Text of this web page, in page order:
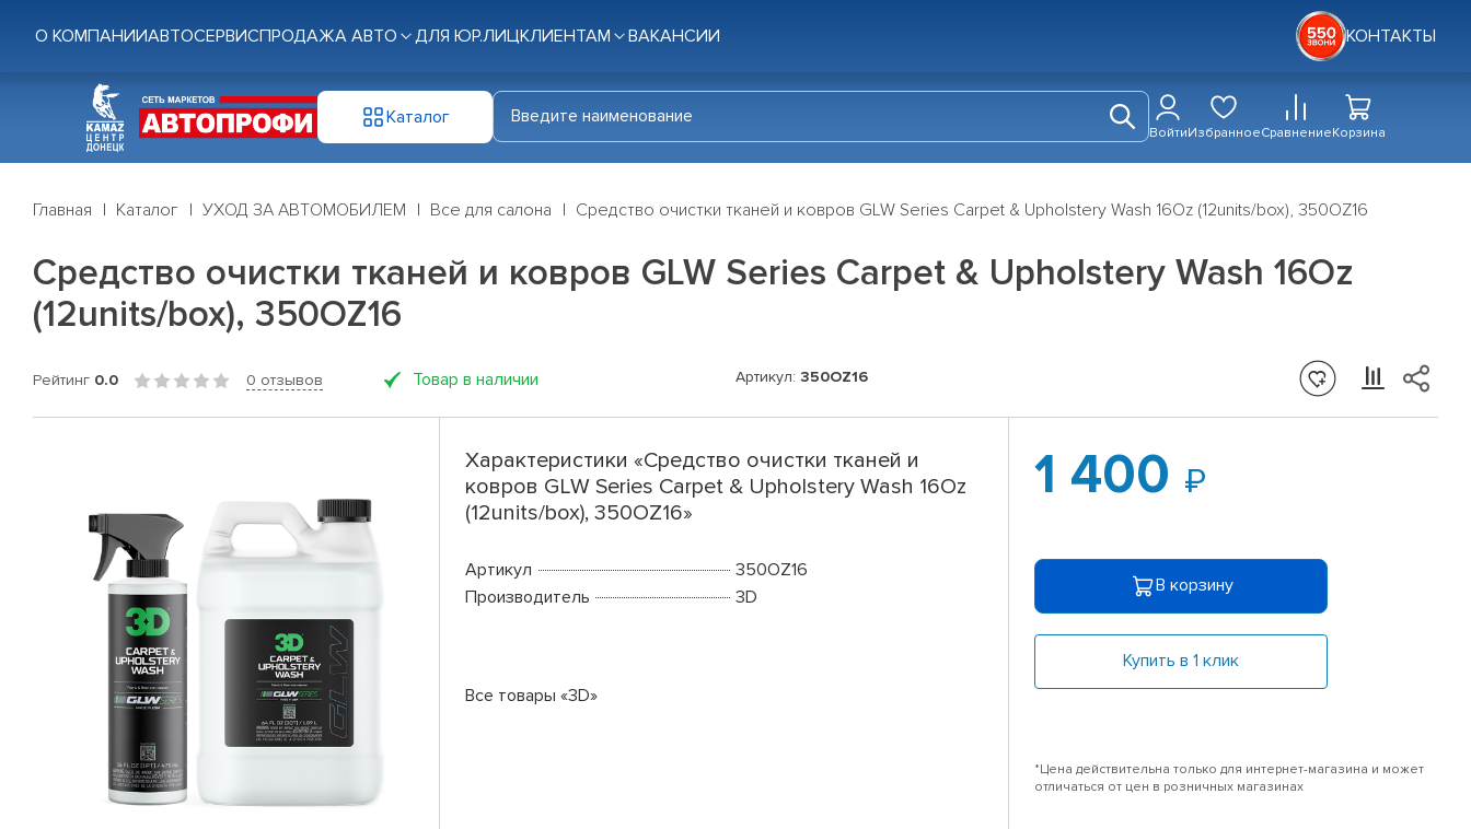
О КОМПАНИИАВТОСЕРВИСПРОДАЖА АВТО ДЛЯ ЮР.ЛИЦКЛИЕНТАМ ВАКАНСИИ КОНТАКТЫ
Каталог
ВойтиИзбранноеСравнениеКорзина
Главная Каталог УХОД ЗА АВТОМОБИЛЕМ Все для салона Средство очистки тканей и ковров GLW Series Carpet & Upholstery Wash 16Oz (12units/box), 350OZ16
Средство очистки тканей и ковров GLW Series Carpet & Upholstery Wash 16Oz
(12units/box), 350OZ16
Рейтинг 0.0 0 отзывов Товар в наличии Артикул: 350OZ16
Характеристики «Средство очистки тканей и
ковров GLW Series Carpet & Upholstery Wash 16Oz
(12units/box), 350OZ16»
Артикул
350OZ16
Производитель
3D
Все товары «3D»
1 400
В корзину
Купить в 1 клик
*Цена действительна только для интернет-магазина и может
отличаться от цен в розничных магазинах